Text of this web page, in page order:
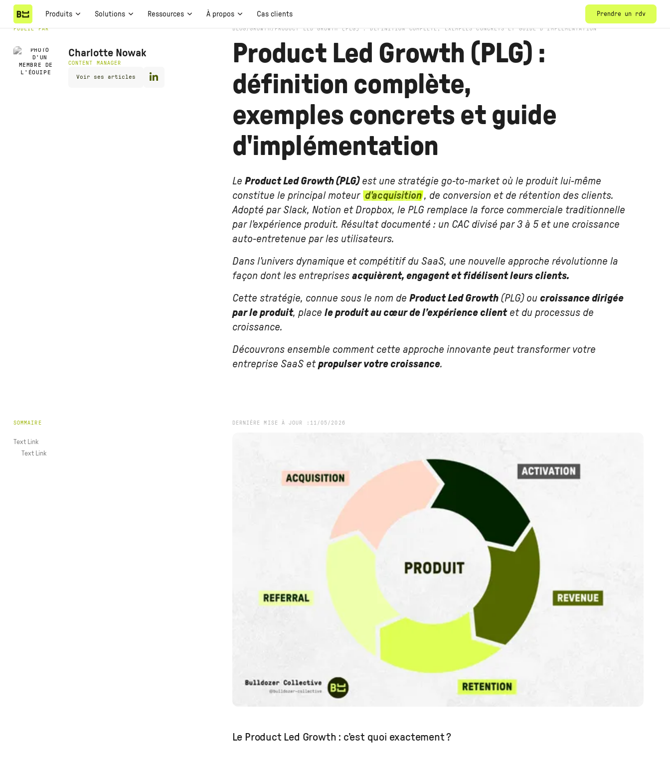
Produits Solutions Ressources À propos Cas clients Prendre un rdv
PUBLIÉ PAR
Charlotte Nowak
CONTENT MANAGER
Voir ses articles
BLOG/GROWTH/PRODUCT LED GROWTH (PLG) : DÉFINITION COMPLÈTE, EXEMPLES CONCRETS ET GUIDE D'IMPLÉMENTATION
Product Led Growth (PLG) :
définition complète,
exemples concrets et guide
d'implémentation
Le Product Led Growth (PLG)est une stratégie go-to-market où le produit lui-même
constitue le principal moteur d'acquisition , de conversion et de rétention des clients.
Adopté par Slack, Notion et Dropbox, le PLG remplace la force commerciale traditionnelle
par l'expérience produit. Résultat documenté : un CAC divisé par 3 à 5 et une croissance
auto-entretenue par les utilisateurs.
Dans l’univers dynamique et compétitif du SaaS, une nouvelle approche révolutionne la
façon dont les entreprises acquièrent, engagent et fidélisent leurs clients.
Cette stratégie, connue sous le nom de Product Led Growth(PLG) ou croissance dirigée
par le produit, place le produit au cœur de l’expérience clientet du processus de
croissance.
Découvrons ensemble comment cette approche innovante peut transformer votre
entreprise SaaS etpropulser votre croissance.
SOMMAIRE
Text Link
Text Link
DERNIÈRE MISE À JOUR : 11 /05 / 2026
Le Product Led Growth : c’est quoi exactement ?